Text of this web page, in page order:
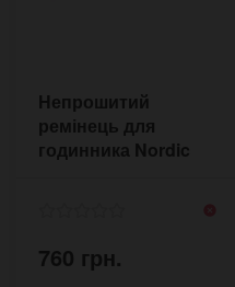
Непрошитий
ремінець для
годинника Nordic
760 грн.